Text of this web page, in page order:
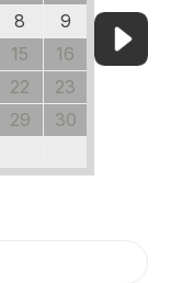
8
9
15
16
22
23
29
30